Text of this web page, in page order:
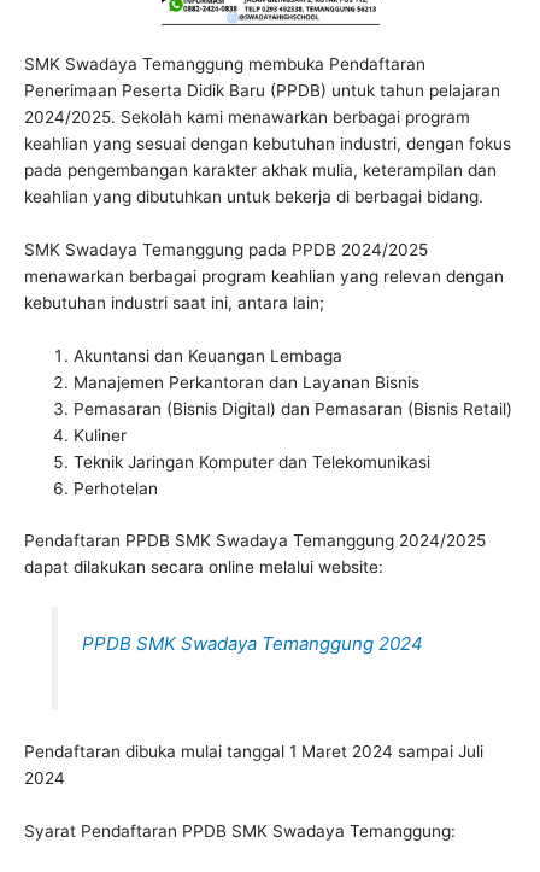
SMK Swadaya Temanggung membuka Pendaftaran
Penerimaan Peserta Didik Baru (PPDB) untuk tahun pelajaran
2024/2025. Sekolah kami menawarkan berbagai program
keahlian yang sesuai dengan kebutuhan industri, dengan fokus
pada pengembangan karakter akhak mulia, keterampilan dan
keahlian yang dibutuhkan untuk bekerja di berbagai bidang.
SMK Swadaya Temanggung pada PPDB 2024/2025
menawarkan berbagai program keahlian yang relevan dengan
kebutuhan industri saat ini, antara lain;
Akuntansi dan Keuangan Lembaga
Manajemen Perkantoran dan Layanan Bisnis
Pemasaran (Bisnis Digital) dan Pemasaran (Bisnis Retail)
Kuliner
Teknik Jaringan Komputer dan Telekomunikasi
Perhotelan
Pendaftaran PPDB SMK Swadaya Temanggung 2024/2025
dapat dilakukan secara online melalui website:
PPDB SMK Swadaya Temanggung 2024
Pendaftaran dibuka mulai tanggal 1 Maret 2024 sampai Juli
2024
Syarat Pendaftaran PPDB SMK Swadaya Temanggung: